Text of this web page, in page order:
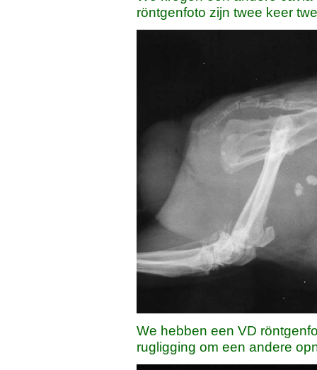
röntgenfoto zijn twee keer
We hebben een VD
rugligging om een andere